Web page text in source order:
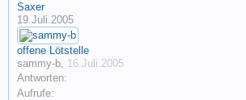
Saxer
19.Juli.2005
offene Lötstelle
sammy-b, 16.Juli.2005
Antworten:
Aufrufe: